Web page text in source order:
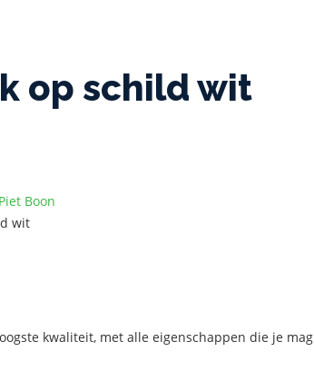
op schild wit
Boon
wit
kwaliteit, met alle eigenschappen die je mag